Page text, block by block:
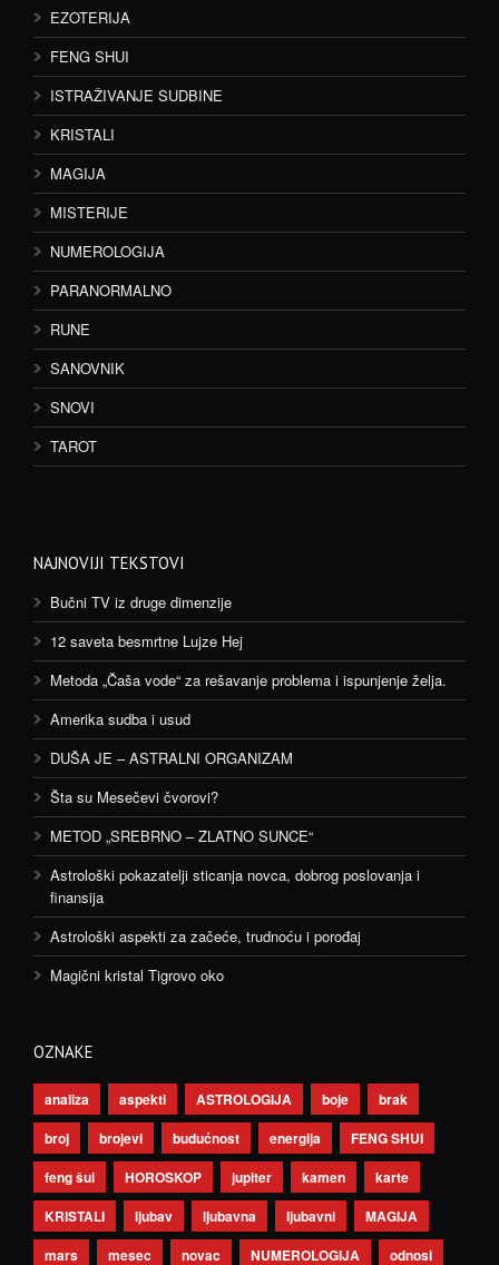
EZOTERIJA
FENG SHUI
ISTRAŽIVANJE SUDBINE
KRISTALI
MAGIJA
MISTERIJE
NUMEROLOGIJA
PARANORMALNO
RUNE
SANOVNIK
SNOVI
TAROT
NAJNOVIJI TEKSTOVI
Bučni TV iz druge dimenzije
12 saveta besmrtne Lujze Hej
Metoda „Čaša vode“ za rešavanje problema i ispunjenje želja.
Amerika sudba i usud
DUŠA JE – ASTRALNI ORGANIZAM
Šta su Mesečevi čvorovi?
METOD „SREBRNO – ZLATNO SUNCE“
Astrološki pokazatelji sticanja novca, dobrog poslovanja i
finansija
Astrološki aspekti za začeće, trudnoću i porođaj
Magični kristal Tigrovo oko
OZNAKE
analiza aspekti ASTROLOGIJA boje
brak
broj
brojevi budućnost energija
FENG SHUI
feng šui
HOROSKOP jupiter kamen
karte
KRISTALI
ljubav ljubavna ljubavni
MAGIJA
mars
mesec novac NUMEROLOGIJA odnosi